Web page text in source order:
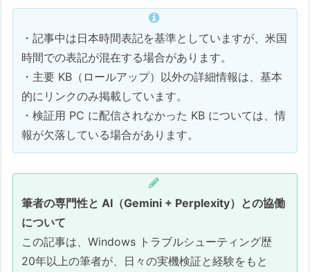
ル x64 – v5.141 (KB890830)
Q&A
Q1. 今月の更新は「適用しない方がよ
い」のでしょうか？
Q2. EFI が 100MB のままですが、更
新しても大丈夫ですか？
Q3. Windows 10 ESU の KB5087544
で BitLocker の回復キーを求められる
が、今回の更新で問題はありますか？
Q5. Safe OS Dynamic
・記事中は日本時間表記を基準としていますが、米国
時間での表記が混在する場合があります。
・主要 KB（ロールアップ）以外の詳細情報は、基本
的にリンクのみ掲載しています。
・検証用 PC に配信されなかった KB については、情
報が欠落している場合があります。
筆者の専門性と AI（Gemini + Perplexity）との協働
について
この記事は、Windows トラブルシューティング歴
20年以上の筆者が、日々の実機検証と経験をもと